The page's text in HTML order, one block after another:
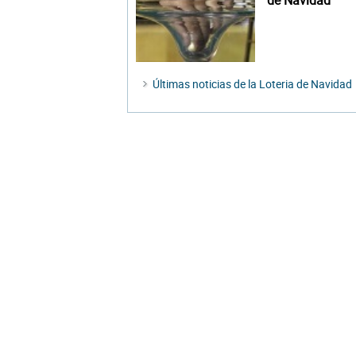
Últimas noticias de la Loteria de Navidad